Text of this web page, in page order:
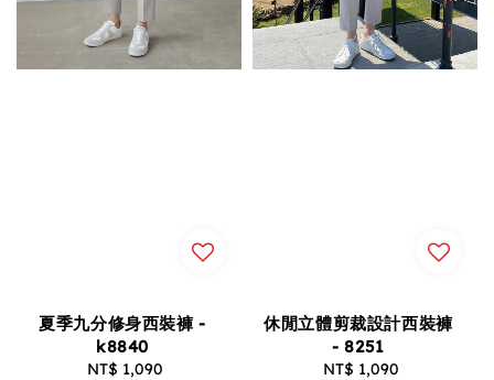
夏季九分修身西裝褲 -
k8840
Regular
NT$ 1,090
休閒立體剪裁設計西裝褲
- 8251
Regular
NT$ 1,090